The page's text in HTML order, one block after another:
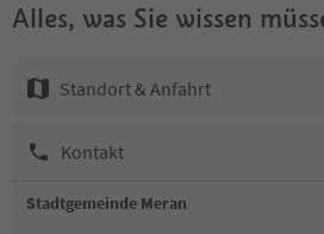
Alles, was Sie wissen
Standort & Anfahrt
Kontakt
Stadtgemeinde Meran